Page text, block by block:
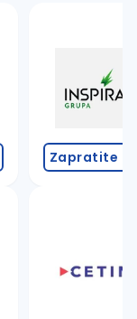
Zapratite